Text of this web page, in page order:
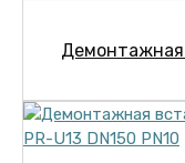
Демонтажная